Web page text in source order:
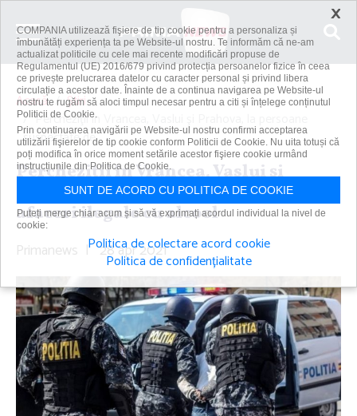
Acasă
Știri
Percheziţii în Vrancea, Vaslui şi Prahova, la persoane
suspectate de...
Percheziţii în Vrancea, Vaslui şi
Prahova, la persoane suspectate de
afaceri ilegale cu alcool
Primanews | 28 apr 2021
×
COMPANIA utilizează fişiere de tip cookie pentru a personaliza și
îmbunătăți experiența ta pe Website-ul nostru. Te informăm că ne-am
actualizat politicile cu cele mai recente modificări propuse de
Regulamentul (UE) 2016/679 privind protecția persoanelor fizice în ceea
ce privește prelucrarea datelor cu caracter personal și privind libera
circulație a acestor date. Înainte de a continua navigarea pe Website-ul
nostru te rugăm să aloci timpul necesar pentru a citi și înțelege conținutul
Politicii de Cookie.
Prin continuarea navigării pe Website-ul nostru confirmi acceptarea
utilizării fişierelor de tip cookie conform Politicii de Cookie. Nu uita totuși că
poți modifica în orice moment setările acestor fişiere cookie urmând
instrucțiunile din Politica de Cookie.
SUNT DE ACORD CU POLITICA DE COOKIE
Puteți merge chiar acum și să vă exprimați acordul individual la nivel de
cookie:
Politica de colectare acord cookie
Politica de confidențialitate